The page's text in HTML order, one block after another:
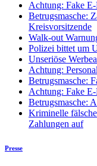
Achtung: Fake
Betrugsmasche:
Kreisvorsitzende
Walk-out
Polizei bittet um
Unseriöse
Achtung:
Betrugsmasche:
Achtung: Fake
Betrugsmasche:
Kriminelle
Zahlungen auf
Presse